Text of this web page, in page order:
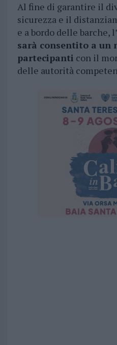
Al fine di garantire il
sicurezza e il
e a bordo delle barche,
sarà consentito a un
partecipanti con il
delle autorità